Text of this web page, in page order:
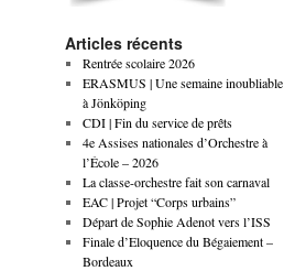
Articles récents
Rentrée scolaire 2026
ERASMUS | Une semaine inoubliable
à Jönköping
CDI | Fin du service de prêts
4e Assises nationales d’Orchestre à
l’École – 2026
La classe-orchestre fait son carnaval
EAC | Projet “Corps urbains”
Départ de Sophie Adenot vers l’ISS
Finale d’Eloquence du Bégaiement –
Bordeaux